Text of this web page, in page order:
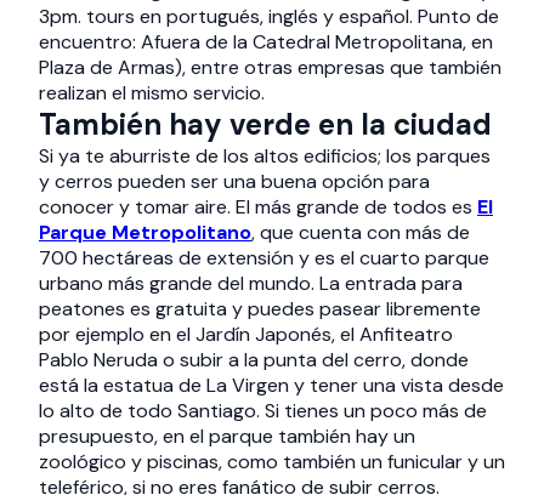
3pm. tours en portugués, inglés y español. Punto de
encuentro: Afuera de la Catedral Metropolitana, en
Plaza de Armas), entre otras empresas que también
realizan el mismo servicio.
También hay verde en la ciudad
Si ya te aburriste de los altos edificios; los parques
y cerros pueden ser una buena opción para
conocer y tomar aire. El más grande de todos es El
Parque Metropolitano, que cuenta con más de
700 hectáreas de extensión y es el cuarto parque
urbano más grande del mundo. La entrada para
peatones es gratuita y puedes pasear libremente
por ejemplo en el Jardín Japonés, el Anfiteatro
Pablo Neruda o subir a la punta del cerro, donde
está la estatua de La Virgen y tener una vista desde
lo alto de todo Santiago. Si tienes un poco más de
presupuesto, en el parque también hay un
zoológico y piscinas, como también un funicular y un
teleférico, si no eres fanático de subir cerros.